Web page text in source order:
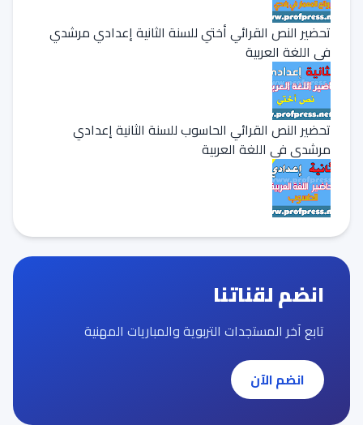
تحضير النص القرائي أختي للسنة الثانية إعدادي مرشدي
في اللغة العربية
تحضير النص القرائي الحاسوب للسنة الثانية إعدادي
مرشدي في اللغة العربية
انضم لقناتنا
تابع آخر المستجدات التربوية والمباريات المهنية
انضم الآن